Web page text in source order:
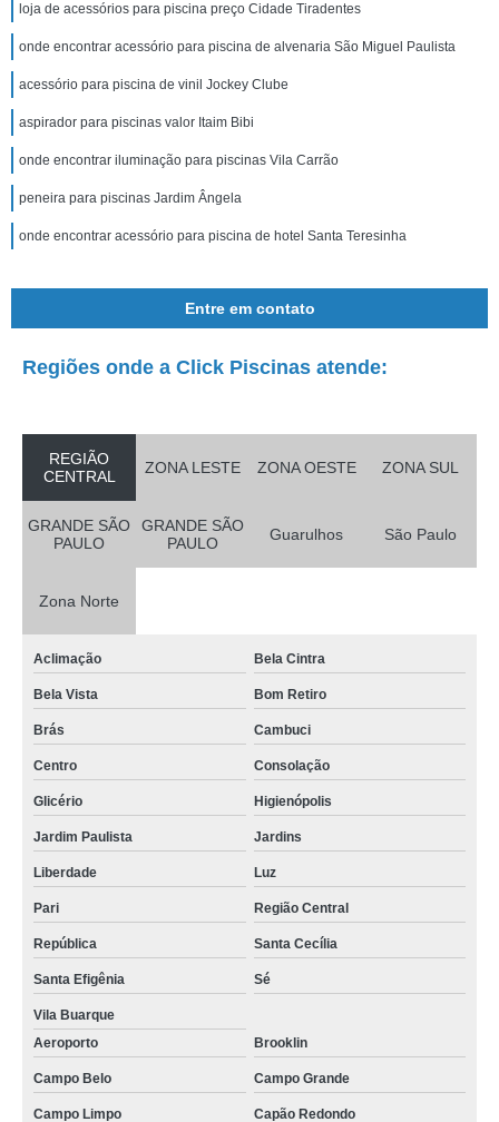
loja de acessórios para piscina preço Cidade Tiradentes
onde encontrar acessório para piscina de alvenaria São Miguel Paulista
acessório para piscina de vinil Jockey Clube
aspirador para piscinas valor Itaim Bibi
onde encontrar iluminação para piscinas Vila Carrão
peneira para piscinas Jardim Ângela
onde encontrar acessório para piscina de hotel Santa Teresinha
Entre em contato
Regiões onde a Click Piscinas atende:
REGIÃO
CENTRAL
ZONA LESTE ZONA OESTE ZONA SUL
GRANDE SÃO
PAULO
GRANDE SÃO
PAULO
Guarulhos São Paulo
Zona Norte
Aclimação Bela Cintra
Bela Vista Bom Retiro
Brás Cambuci
Centro Consolação
Glicério Higienópolis
Jardim Paulista Jardins
Liberdade Luz
Pari Região Central
República Santa Cecília
Santa Efigênia Sé
Vila Buarque
Aeroporto
Brooklin
Campo Belo Campo Grande
Campo Limpo Capão Redondo